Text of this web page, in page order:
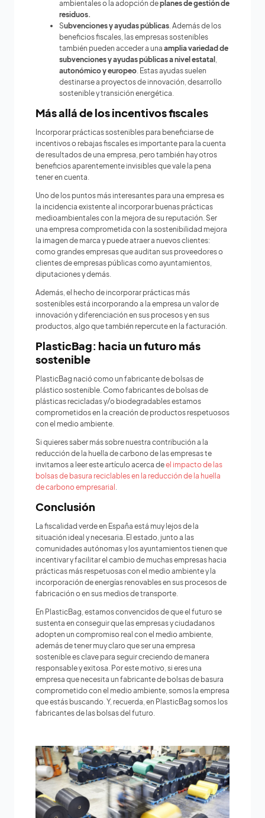
ambientales o la adopción deplanes de gestión de
residuos.
Subvenciones y ayudas públicas. Además de los
beneficios fiscales, las empresas sostenibles
también pueden acceder a una amplia variedad de
subvenciones y ayudas públicas a nivel estatal
autonómicoyeuropeo. Estas ayudas suelen
destinarse a proyectos de innovación, desarrollo
sostenible y transición energética.
Más allá de los incentivos fiscales
Incorporar prácticas sostenibles para beneficiarse de
incentivos o rebajas fiscales es importante para la cuenta
de resultados de una empresa, pero también hay otros
beneficios aparentemente invisibles que vale la pena
tener en cuenta.
Uno de los puntos más interesantes para una empresa es
la incidencia existente al incorporar buenas prácticas
medioambientales con la mejora de su reputación. Ser
una empresa comprometida con la sostenibilidad mejora
la imagen de marca y puede atraer a nuevos clientes:
como grandes empresas que auditan sus proveedores o
clientes de empresas públicas como ayuntamientos,
diputaciones y demás.
Además, el hecho de incorporar prácticas más
sostenibles está incorporando a la empresa un valor de
innovación y diferenciación en sus procesos y en sus
productos, algo que también repercute en la facturación.
PlasticBag: hacia un futuro más
sostenible
PlasticBag nació como un fabricante de bolsas de
plástico sostenible. Como fabricantes de bolsas de
plásticas recicladas y/o biodegradables estamos
comprometidos en la creación de productos respetuosos
con el medio ambiente.
Si quieres saber más sobre nuestra contribución a la
reducción de la huella de carbono de las empresas te
invitamos a leer este artículo acerca deel impacto de las
bolsas de basura reciclables en la reducción de la huella
de carbono empresarial
Conclusión
La fiscalidad verde en España está muy lejos de la
situación ideal y necesaria. El estado, junto a las
comunidades autónomas y los ayuntamientos tienen que
incentivar y facilitar el cambio de muchas empresas hacia
prácticas más respetuosas con el medio ambiente y la
incorporación de energías renovables en sus procesos de
fabricación o en sus medios de transporte.
En PlasticBag, estamos convencidos de que el futuro se
sustenta en conseguir que las empresas y ciudadanos
adopten un compromiso real con el medio ambiente,
además de tener muy claro que ser una empresa
sostenible es clave para seguir creciendo de manera
responsable y exitosa. Por este motivo, si eres una
empresa que necesita un fabricante de bolsas de basura
comprometido con el medio ambiente, somos la empresa
que estás buscando. Y, recuerda, en PlasticBag somos los
fabricantes de las bolsas del futuro.